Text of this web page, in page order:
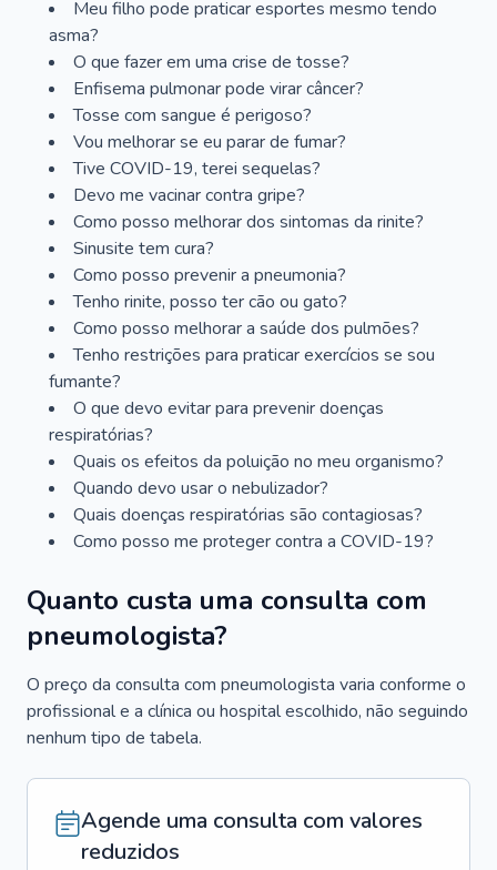
Meu filho pode praticar esportes mesmo tendo
asma?
O que fazer em uma crise de tosse?
Enfisema pulmonar pode virar câncer?
Tosse com sangue é perigoso?
Vou melhorar se eu parar de fumar?
Tive COVID-19, terei sequelas?
Devo me vacinar contra gripe?
Como posso melhorar dos sintomas da rinite?
Sinusite tem cura?
Como posso prevenir a pneumonia?
Tenho rinite, posso ter cão ou gato?
Como posso melhorar a saúde dos pulmões?
Tenho restrições para praticar exercícios se sou
fumante?
O que devo evitar para prevenir doenças
respiratórias?
Quais os efeitos da poluição no meu organismo?
Quando devo usar o nebulizador?
Quais doenças respiratórias são contagiosas?
Como posso me proteger contra a COVID-19?
Quanto custa uma consulta com
pneumologista?
O preço da consulta com pneumologista varia conforme o
profissional e a clínica ou hospital escolhido, não seguindo
nenhum tipo de tabela.
Agende uma consulta com valores
reduzidos